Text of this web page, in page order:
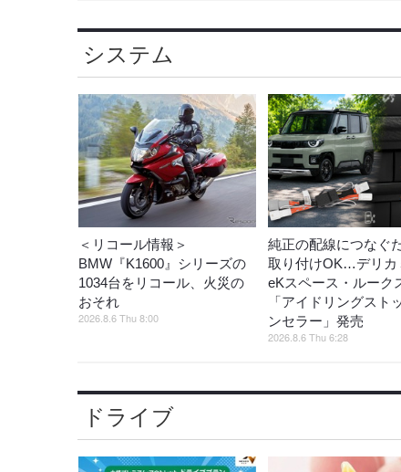
システム
＜リコール情報＞
BMW『K1600』シリーズの
1034台をリコール、火災の
おそれ
2026.8.6 Thu 8:00
純正の配線につなぐ
取り付けOK…デリカ
eKスペース・ルーク
「アイドリングスト
ンセラー」発売
2026.8.6 Thu 6:28
ドライブ